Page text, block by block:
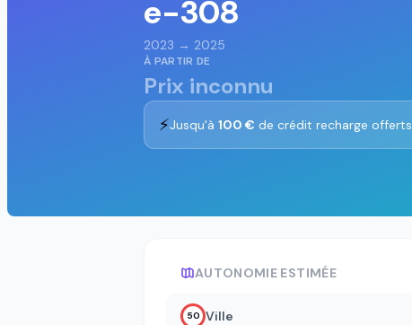
e-308
2023 → 2025
À PARTIR DE
Prix inconnu
⚡Jusqu'à 100 € de crédit recharge offerts
AUTONOMIE ESTIMÉE
50 Ville